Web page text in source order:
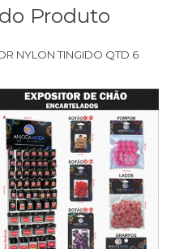
Produto
NYLON TINGIDO QTD 6